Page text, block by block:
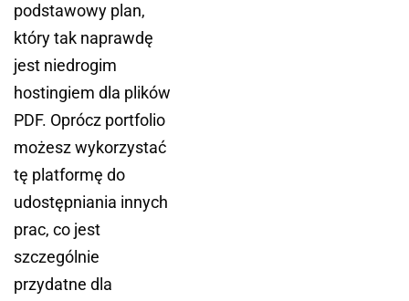
podstawowy plan,
który tak naprawdę
jest niedrogim
hostingiem dla plików
PDF. Oprócz portfolio
możesz wykorzystać
tę platformę do
udostępniania innych
prac, co jest
szczególnie
przydatne dla